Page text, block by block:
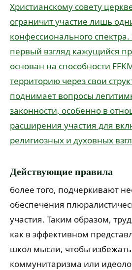
Христианскому совету
ограничит участие лишь
конфессионального
первый взгляд кажущийся
основан на способности
территорию через свои
поднимает вопросы
законности, особенно в
расширения участия для
религиозных и духовных
Действующие правила
более того, подчеркивают
обеспечения
участия. Таким образом,
как в эффективном
школ мысли, чтобы
коммунитаризма или